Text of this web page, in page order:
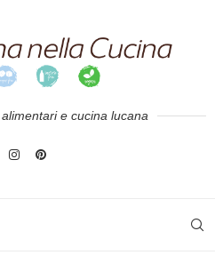
e cucina lucana